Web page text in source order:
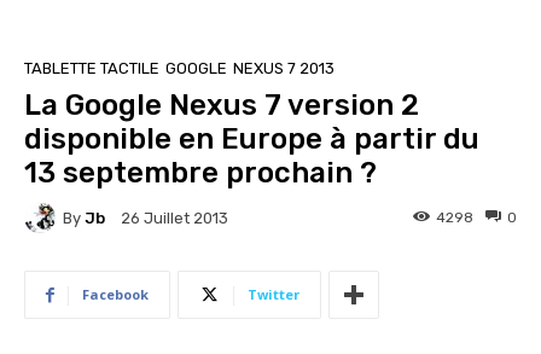
TABLETTE TACTILE GOOGLE NEXUS 7 2013
La Google Nexus 7 version 2
disponible en Europe à partir du
13 septembre prochain ?
By Jb 26 Juillet 2013 0
4298
Facebook Twitter